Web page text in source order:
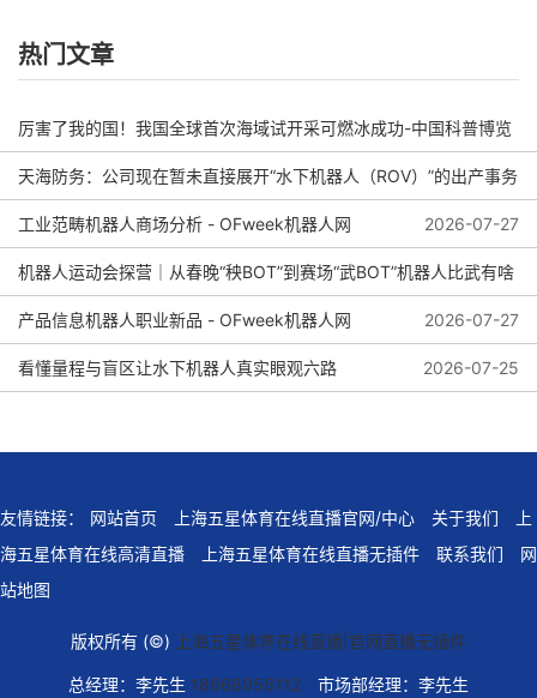
热门文章
厉害了我的国！我国全球首次海域试开采可燃冰成功-中国科普博览
2026-08-04
天海防务：公司现在暂未直接展开“水下机器人（ROV）”的出产事务
2026-08-01
工业范畴机器人商场分析 - OFweek机器人网 2026-07-27
机器人运动会探营｜从春晚“秧BOT”到赛场“武BOT”机器人比武有啥
看头？
2026-07-27
产品信息机器人职业新品 - OFweek机器人网 2026-07-27
看懂量程与盲区让水下机器人真实眼观六路 2026-07-25
友情链接： 网站首页 上海五星体育在线直播官网/中心 关于我们
上
海五星体育在线高清直播
上海五星体育在线直播无插件 联系我们
网
站地图
版权所有 (©) 上海五星体育在线直播|官网直播无插件
总经理：李先生 18668956112 市场部经理：李先生